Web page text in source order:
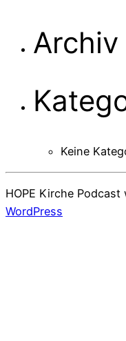
Archiv
Keine
HOPE Kirche
WordPress